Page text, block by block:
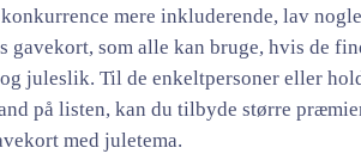
mere inkluderende, lav
gavekort, som alle kan bruge, hvis de
og juleslik. Til de enkeltpersoner eller
på listen, kan du tilbyde større
med juletema.